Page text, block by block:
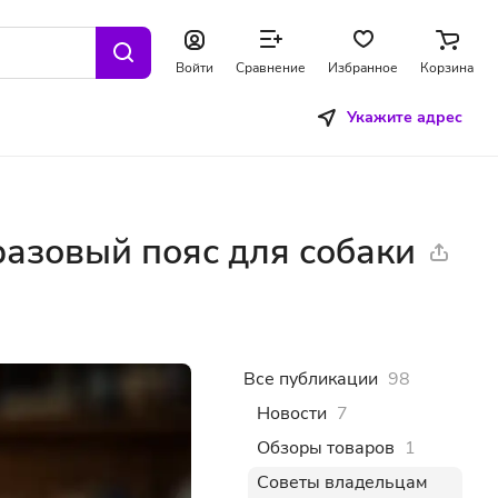
Войти Сравнение Избранное Корзина
Укажите адрес
пояс для собаки
Все публикации 98
Новости 7
Обзоры товаров 1
Советы владельцам